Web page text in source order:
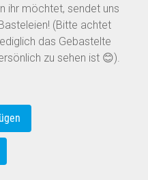
ihr möchtet, sendet uns
(Bitte achtet
das Gebastelte
zu sehen ist 😊).